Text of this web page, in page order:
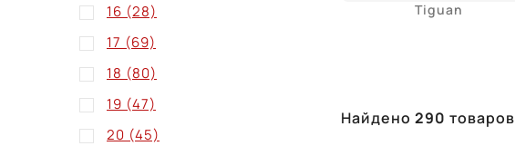
Tiguan
Найдено 290 товаров
16 (28)
17 (69)
18 (80)
19 (47)
20 (45)